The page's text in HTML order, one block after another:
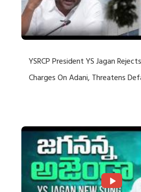
YSRCP President YS Jagan
Charges On Adani, Threatens